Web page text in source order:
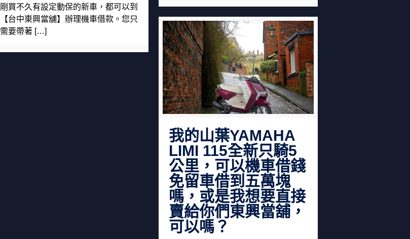
剛買不久有設定動保的新車，都可以到
【台中東興當舖】辦理機車借款。您只
需要帶著 […]
我的山葉YAMAHA
LIMI 115全新只騎5
公里，可以機車借錢
免留車借到五萬塊
嗎，或是我想要直接
賣給你們東興當舖，
可以嗎？